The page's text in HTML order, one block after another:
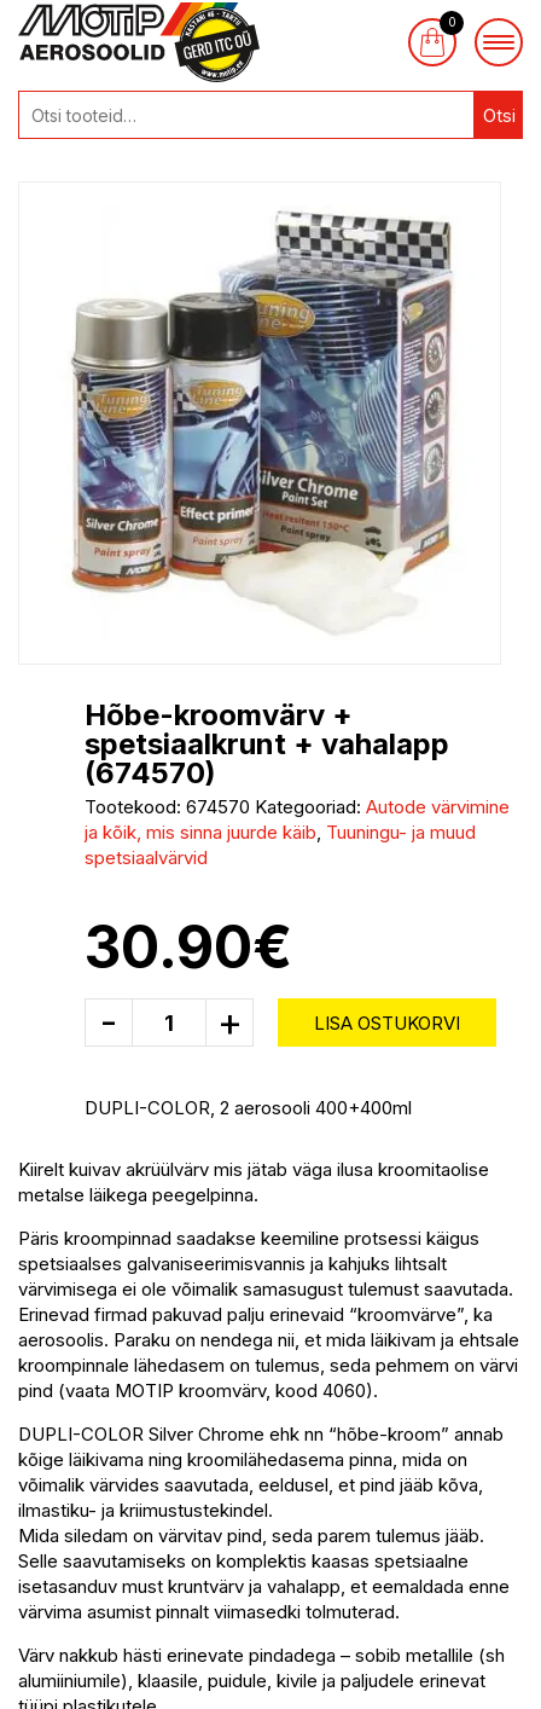
Otsi
0
Hõbe-kroomvärv +
spetsiaalkrunt + vahalapp
(674570)
Tootekood: 674570 Kategooriad: Autode värvimine
ja kõik, mis sinna juurde käib, Tuuningu- ja muud
spetsiaalvärvid
30.90€
- + LISA OSTUKORVI
DUPLI-COLOR, 2 aerosooli 400+400ml
Kiirelt kuivav akrüülvärv mis jätab väga ilusa kroomitaolise
metalse läikega peegelpinna.
Päris kroompinnad saadakse keemiline protsessi käigus
spetsiaalses galvaniseerimisvannis ja kahjuks lihtsalt
värvimisega ei ole võimalik samasugust tulemust saavutada.
Erinevad firmad pakuvad palju erinevaid “kroomvärve”, ka
aerosoolis. Paraku on nendega nii, et mida läikivam ja ehtsale
kroompinnale lähedasem on tulemus, seda pehmem on värvi
pind (vaata MOTIP kroomvärv, kood 4060).
DUPLI-COLOR Silver Chrome ehk nn “hõbe-kroom” annab
kõige läikivama ning kroomilähedasema pinna, mida on
võimalik värvides saavutada, eeldusel, et pind jääb kõva,
ilmastiku- ja kriimustustekindel.
Mida siledam on värvitav pind, seda parem tulemus jääb.
Selle saavutamiseks on komplektis kaasas spetsiaalne
isetasanduv must kruntvärv ja vahalapp, et eemaldada enne
värvima asumist pinnalt viimasedki tolmuterad.
Värv nakkub hästi erinevate pindadega – sobib metallile (sh
alumiiniumile), klaasile, puidule, kivile ja paljudele erinevat